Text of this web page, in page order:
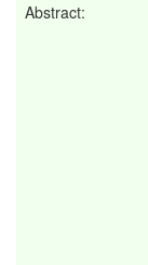
Abstract: